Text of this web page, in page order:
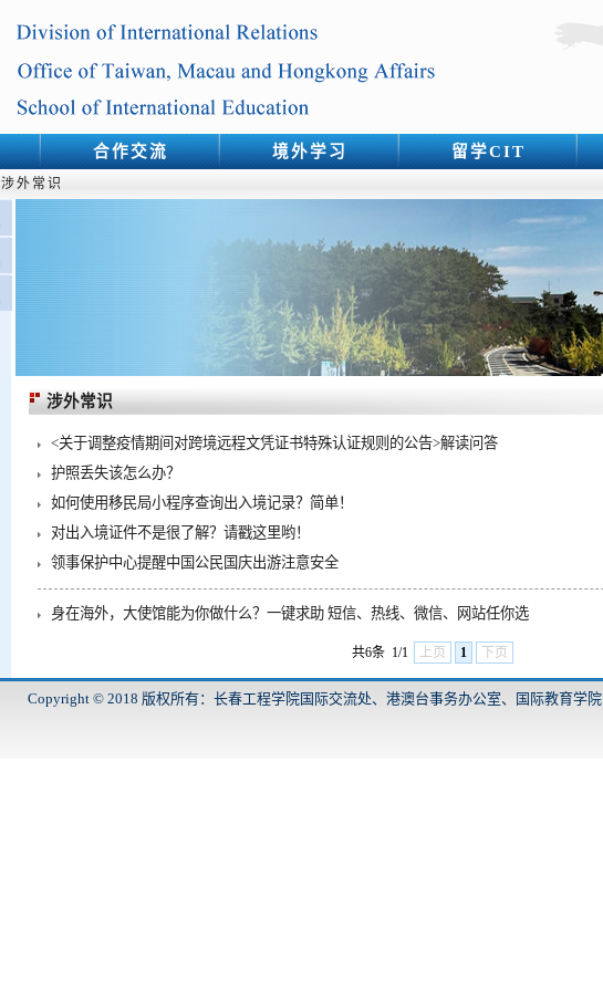
合作交流 境外学习 留学CIT
涉外常识
涉外常识
<关于调整疫情期间对跨境远程文凭证书特殊认证规则的公告>解读问答
护照丢失该怎么办？
如何使用移民局小程序查询出入境记录？简单！
对出入境证件不是很了解？请戳这里哟！
领事保护中心提醒中国公民国庆出游注意安全
身在海外，大使馆能为你做什么？一键求助 短信、热线、微信、网站任你选
共6条 1/1 上页 1 下页
Copyright © 2018 版权所有：长春工程学院国际交流处、港澳台事务办公室、国际教育学院